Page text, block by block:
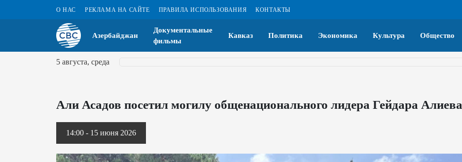
О НАС РЕКЛАМА НА САЙТЕ ПРАВИЛА ИСПОЛЬЗОВАНИЯ КОНТАКТЫ
Азербайджан
Документальные
фильмы
Кавказ Политика Экономика Культура Общество
5 августа, среда
Али Асадов посетил могилу общенационального лидера Гейдара Алиева
14:00 - 15 июня 2026